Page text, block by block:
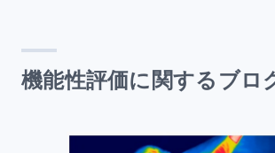
機能性評価に関するブロ